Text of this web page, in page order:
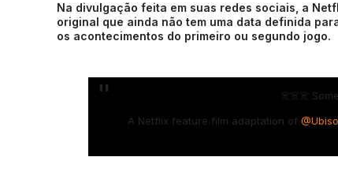
Na divulgação feita em suas redes sociais, a
original que ainda não tem uma data definida
os acontecimentos do primeiro ou segundo jogo.
☠️☠️☠️
A Netflix feature film adaptation of